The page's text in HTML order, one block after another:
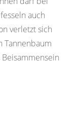
auch
verletzt sich
Tannenbaum